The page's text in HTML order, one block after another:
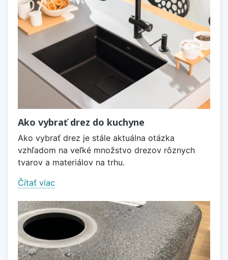
Ako vybrať drez do kuchyne
Ako vybrať drez je stále aktuálna otázka
vzhľadom na veľké množstvo drezov rôznych
tvarov a materiálov na trhu.
Čítať viac